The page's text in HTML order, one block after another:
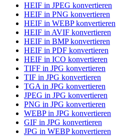
HEIF in JPEG konvertieren
HEIF in PNG konvertieren
HEIF in WEBP konvertieren
HEIF in AVIF konvertieren
HEIF in BMP konvertieren
HEIF in PDF konvertieren
HEIF in ICO konvertieren
TIFF in JPG konvertieren
TIF in JPG konvertieren
TGA in JPG konvertieren
JPEG in JPG konvertieren
PNG in JPG konvertieren
WEBP in JPG konvertieren
GIF in JPG konvertieren
JPG in WEBP konvertieren